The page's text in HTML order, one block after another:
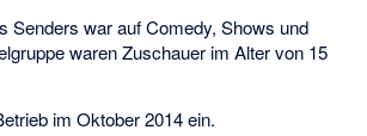
Senders war auf Comedy, Shows und
waren Zuschauer im Alter von 15
im Oktober 2014 ein.